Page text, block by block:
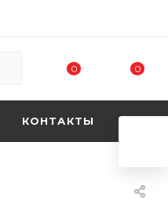
0 0
КОНТАКТЫ